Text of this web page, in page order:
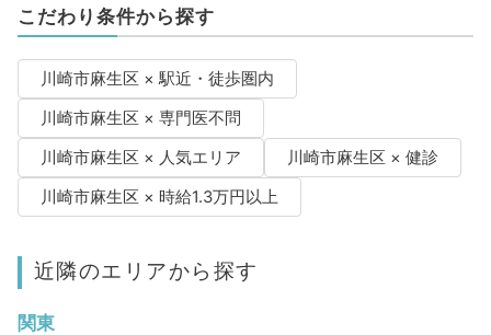
こだわり条件から探す
川崎市麻生区 × 駅近・徒歩圏内
川崎市麻生区 × 専門医不問
川崎市麻生区 × 人気エリア
川崎市麻生区 × 健診
川崎市麻生区 × 時給1.3万円以上
近隣のエリアから探す
関東